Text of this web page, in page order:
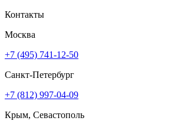
Контакты
Москва
+7 (495) 741-12-50
Санкт-Петербург
+7 (812) 997-04-09
Крым, Севастополь